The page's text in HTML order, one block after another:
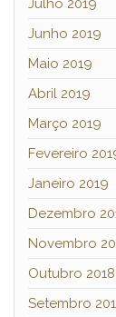
Julho 2019
Junho 2019
Maio 2019
Abril 2019
Março 2019
Fevereiro
Janeiro 2019
Dezembro
Novembro
Outubro 2018
Setembro